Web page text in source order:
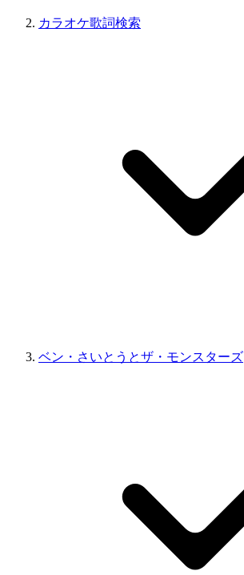
カラオケ歌詞検索
ベン・さいとうとザ・モンスターズ